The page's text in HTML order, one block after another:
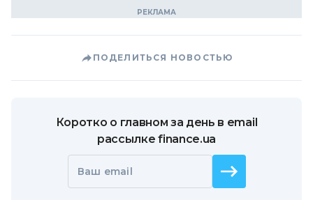
ПОДЕЛИТЬСЯ НОВОСТЬЮ
Коротко о главном за день в email
рассылке finance.ua
Ваш email